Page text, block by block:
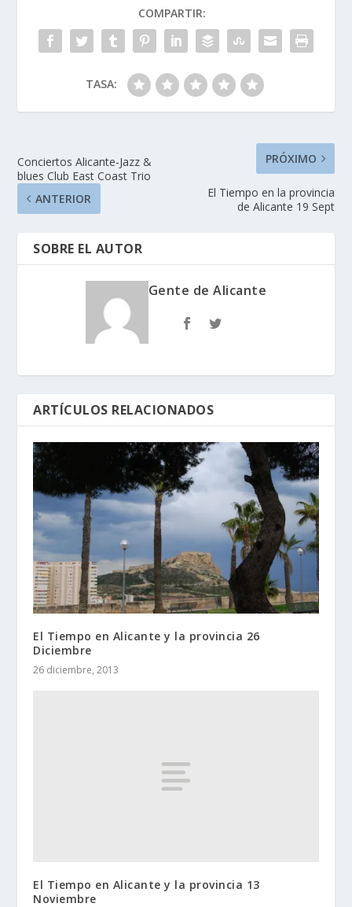
COMPARTIR:
TASA:
Conciertos Alicante-Jazz &
blues Club East Coast Trio
ANTERIOR
PRÓXIMO
El Tiempo en la provincia
de Alicante 19 Sept
SOBRE EL AUTOR
Gente de Alicante
ARTÍCULOS RELACIONADOS
El Tiempo en Alicante y la provincia 26
Diciembre
26 diciembre, 2013
El Tiempo en Alicante y la provincia 13
Noviembre